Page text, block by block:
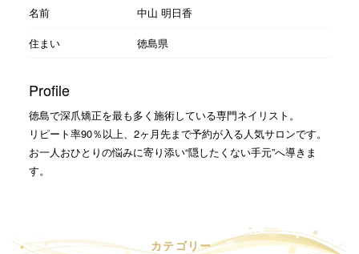
名前
中山 明日香
住まい
徳島県
Profile
徳島で深爪矯正を最も多く施術している専門ネイリスト。
リピート率90％以上、2ヶ月先まで予約が入る人気サロンです。
お一人おひとりの悩みに寄り添い“隠したくない手元”へ導きま
す。
カテゴリー